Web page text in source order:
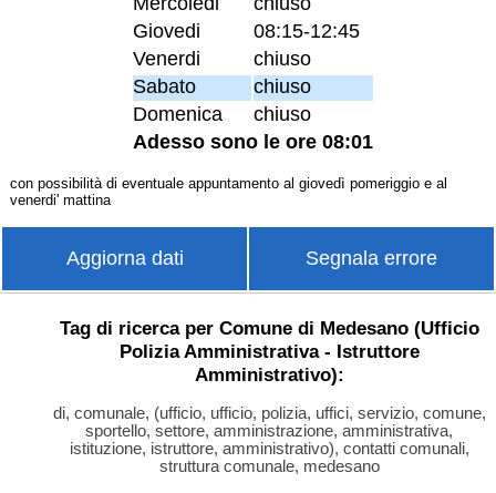
Giovedi
08:15-12:45
Venerdi
chiuso
Sabato
chiuso
Domenica
chiuso
Adesso sono le ore 08:01
con possibilità di eventuale appuntamento al giovedì pomeriggio e al
venerdi' mattina
Aggiorna dati Segnala errore
Tag di ricerca per Comune di Medesano (Ufficio
Polizia Amministrativa - Istruttore
Amministrativo):
di, comunale, (ufficio, ufficio, polizia, uffici, servizio, comune,
sportello, settore, amministrazione, amministrativa,
istituzione, istruttore, amministrativo), contatti comunali,
struttura comunale, medesano